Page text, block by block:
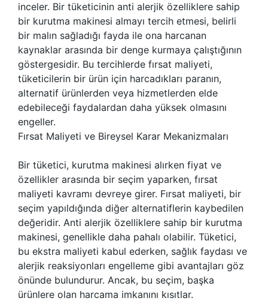
inceler. Bir tüketicinin anti alerjik özelliklere sahip
bir kurutma makinesi almayı tercih etmesi, belirli
bir malın sağladığı fayda ile ona harcanan
kaynaklar arasında bir denge kurmaya çalıştığının
göstergesidir. Bu tercihlerde fırsat maliyeti,
tüketicilerin bir ürün için harcadıkları paranın,
alternatif ürünlerden veya hizmetlerden elde
edebileceği faydalardan daha yüksek olmasını
engeller.
Fırsat Maliyeti ve Bireysel Karar Mekanizmaları
Bir tüketici, kurutma makinesi alırken fiyat ve
özellikler arasında bir seçim yaparken, fırsat
maliyeti kavramı devreye girer. Fırsat maliyeti, bir
seçim yapıldığında diğer alternatiflerin kaybedilen
değeridir. Anti alerjik özelliklere sahip bir kurutma
makinesi, genellikle daha pahalı olabilir. Tüketici,
bu ekstra maliyeti kabul ederken, sağlık faydası ve
alerjik reaksiyonları engelleme gibi avantajları göz
önünde bulundurur. Ancak, bu seçim, başka
ürünlere olan harcama imkanını kısıtlar.